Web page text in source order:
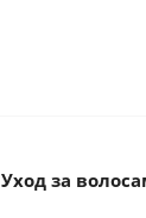
Уход за